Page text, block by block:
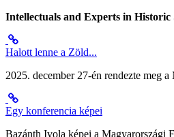
Intellectuals and Experts in Historic
Halott lenne a Zöld...
2025. december 27-én rendezte meg
Egy konferencia képei
Bazánth Ivola képei a Magyarországi